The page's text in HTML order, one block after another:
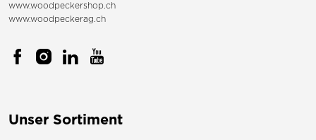
www.woodpeckershop.ch
www.woodpeckerag.ch
Unser Sortiment